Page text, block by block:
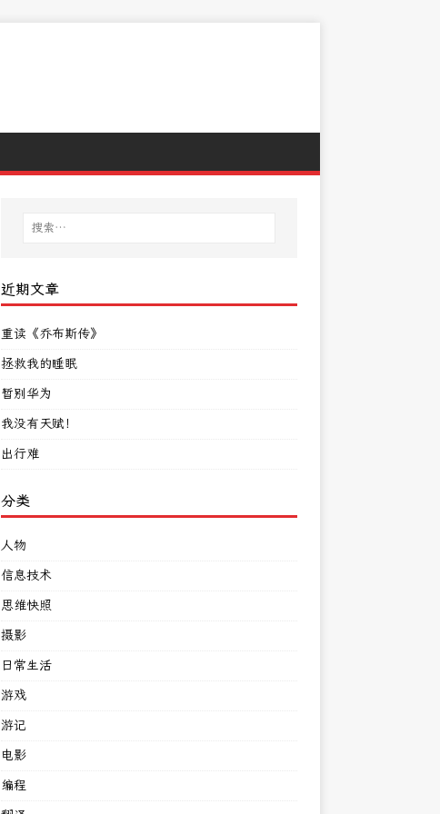
近期文章
重读《乔布斯传》
拯救我的睡眠
暂别华为
我没有天赋！
出行难
分类
人物
信息技术
思维快照
摄影
日常生活
游戏
游记
电影
编程